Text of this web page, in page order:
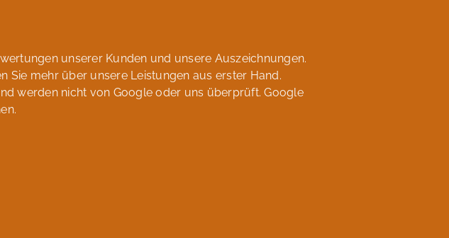
unserer Kunden und unsere Auszeichnungen.
Sie mehr über unsere Leistungen aus erster Hand.
werden nicht von Google oder uns überprüft. Google